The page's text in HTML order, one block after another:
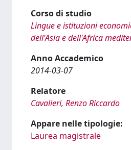
Corso di studio
Lingue e istituzioni
dell'Asia e dell'Africa
Anno Accademico
2014-03-07
Relatore
Cavalieri, Renzo Riccardo
Appare nelle tipologie:
Laurea magistrale